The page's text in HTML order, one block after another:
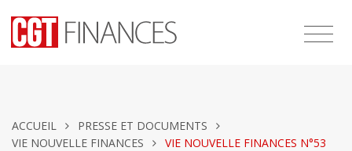
ACCUEIL
PRESSE ET DOCUMENTS
VIE NOUVELLE FINANCES
VIE NOUVELLE FINANCES N°53